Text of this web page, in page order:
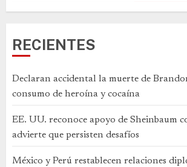
RECIENTES
Declaran accidental la muerte de
consumo de heroína y cocaína
EE. UU. reconoce apoyo de Sheinbaum
advierte que persisten desafíos
México y Perú restablecen relaciones